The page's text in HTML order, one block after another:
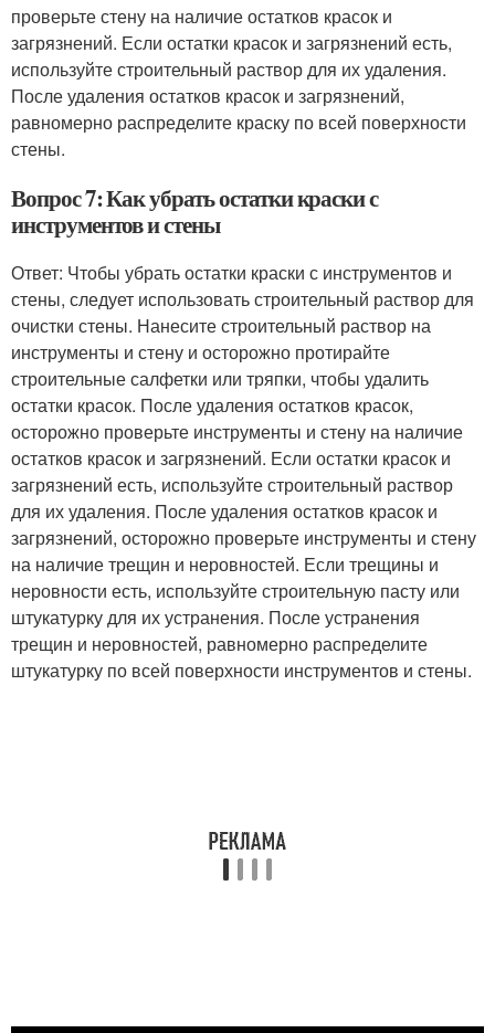
проверьте стену на наличие остатков красок и
загрязнений. Если остатки красок и загрязнений есть,
используйте строительный раствор для их удаления.
После удаления остатков красок и загрязнений,
равномерно распределите краску по всей поверхности
стены.
Вопрос 7: Как убрать остатки краски с
инструментов и стены
Ответ: Чтобы убрать остатки краски с инструментов и
стены, следует использовать строительный раствор для
очистки стены. Нанесите строительный раствор на
инструменты и стену и осторожно протирайте
строительные салфетки или тряпки, чтобы удалить
остатки красок. После удаления остатков красок,
осторожно проверьте инструменты и стену на наличие
остатков красок и загрязнений. Если остатки красок и
загрязнений есть, используйте строительный раствор
для их удаления. После удаления остатков красок и
загрязнений, осторожно проверьте инструменты и стену
на наличие трещин и неровностей. Если трещины и
неровности есть, используйте строительную пасту или
штукатурку для их устранения. После устранения
трещин и неровностей, равномерно распределите
штукатурку по всей поверхности инструментов и стены.